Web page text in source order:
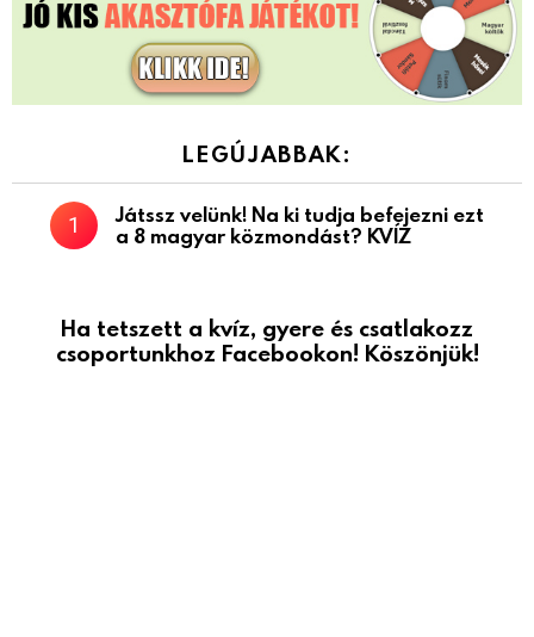
LEGÚJABBAK:
Játssz velünk! Na ki tudja befejezni ezt
a 8 magyar közmondást? KVÍZ
Ha tetszett a kvíz, gyere és csatlakozz
csoportunkhoz Facebookon! Köszönjük!